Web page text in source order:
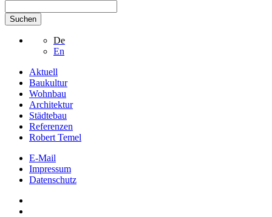
Suchen
De
En
Aktuell
Baukultur
Wohnbau
Architektur
Städtebau
Referenzen
Robert Temel
E-Mail
Impressum
Datenschutz